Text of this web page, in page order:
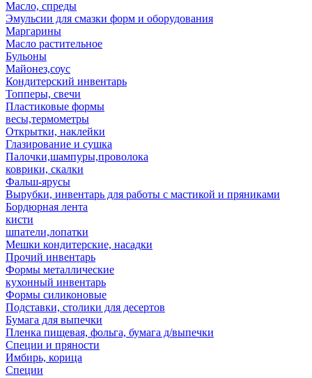
Масло, спреды
Эмульсии для смазки форм и оборудования
Маргарины
Масло растительное
Бульоны
Майонез,соус
Кондитерский инвентарь
Топперы, свечи
Пластиковые формы
весы,термометры
Открытки, наклейки
Глазирование и сушка
Палочки,шампуры,проволока
коврики, скалки
Фальш-ярусы
Вырубки, инвентарь для работы с мастикой и пряниками
Бордюрная лента
кисти
шпатели,лопатки
Мешки кондитерские, насадки
Прочий инвентарь
Формы металлические
кухонный инвентарь
Формы силиконовые
Подставки, столики для десертов
Бумага для выпечки
Пленка пищевая, фольга, бумага д/выпечки
Специи и пряности
Имбирь, корица
Специи